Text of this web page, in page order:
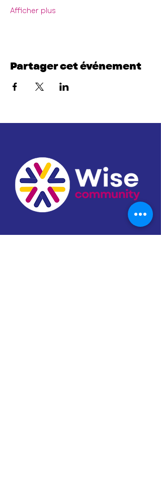
Afficher plus
Partager cet événement